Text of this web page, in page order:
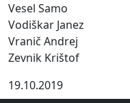
Vesel Samo
Vodiškar Janez
Vranič Andrej
Zevnik Krištof
Datum zapisa
19.10.2019